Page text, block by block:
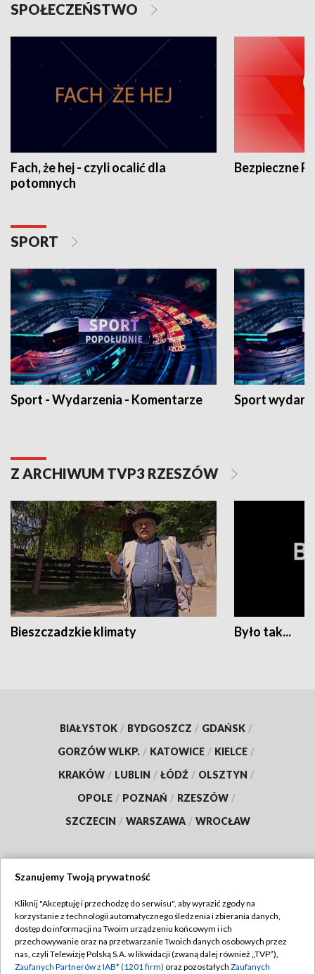
SPOŁECZEŃSTWO
Fach, że hej - czyli ocalić dla
potomnych
Bezpieczne
SPORT
Sport - Wydarzenia - Komentarze Sport
Z ARCHIWUM TVP3 RZESZÓW
Bieszczadzkie klimaty Było tak...
BIAŁYSTOK / BYDGOSZCZ / GDAŃSK /
GORZÓW WLKP. / KATOWICE / KIELCE /
KRAKÓW / LUBLIN / ŁÓDŹ / OLSZTYN /
OPOLE / POZNAŃ / RZESZÓW /
SZCZECIN / WARSZAWA / WROCŁAW
TVP
Abonament TVP
Emisja w TVP
Regulamin TVP
Polityka prywatności
Szanujemy Twoją prywatność
Kliknij "Akceptuję i przechodzę do serwisu", aby wyrazić zgody na
korzystanie z technologii automatycznego śledzenia i zbierania danych,
dostęp do informacji na Twoim urządzeniu końcowym i ich
przechowywanie oraz na przetwarzanie Twoich danych osobowych przez
nas, czyli Telewizję Polską S.A. w likwidacji (zwaną dalej również „TVP”),
Zaufanych Partnerów z IAB* (1201 firm) oraz pozostałych Zaufanych